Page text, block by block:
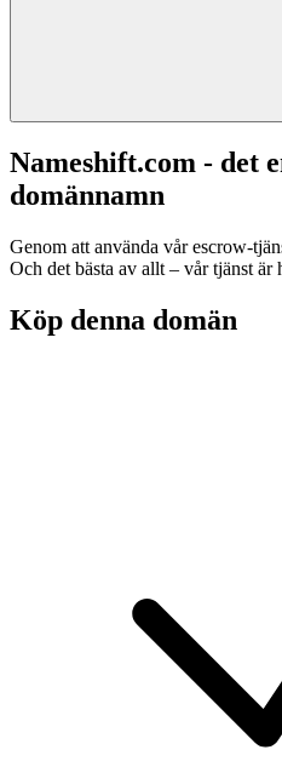
Nameshift.com - det
domännamn
Genom att använda vår escrow-
Och det bästa av allt – vår tjänst
Köp denna domän